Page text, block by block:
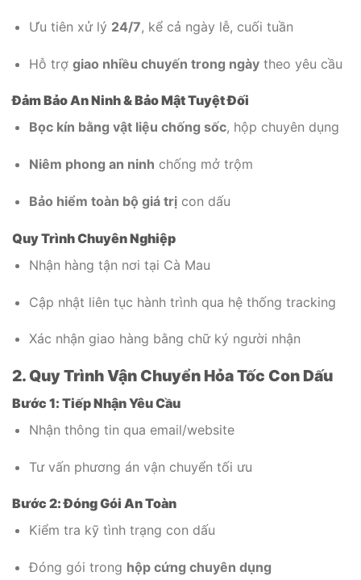
Ưu tiên xử lý 24/7, kể cả ngày lễ, cuối tuần
Hỗ trợ giao nhiều chuyến trong ngàytheo yêu cầu
Đảm Bảo An Ninh & Bảo Mật Tuyệt Đối
Bọc kín bằng vật liệu chống sốc, hộp chuyên dụng
Niêm phong an ninh chống mở trộm
Bảo hiểm toàn bộ giá trịcon dấu
Quy Trình Chuyên Nghiệp
Nhận hàng tận nơi tại Cà Mau
Cập nhật liên tục hành trình qua hệ thống tracking
Xác nhận giao hàng bằng chữ ký người nhận
2. Quy Trình Vận Chuyển Hỏa Tốc Con Dấu
Bước 1: Tiếp Nhận Yêu Cầu
Nhận thông tin qua email/website
Tư vấn phương án vận chuyển tối ưu
Bước 2: Đóng Gói An Toàn
Kiểm tra kỹ tình trạng con dấu
Đóng gói trong hộp cứng chuyên dụng